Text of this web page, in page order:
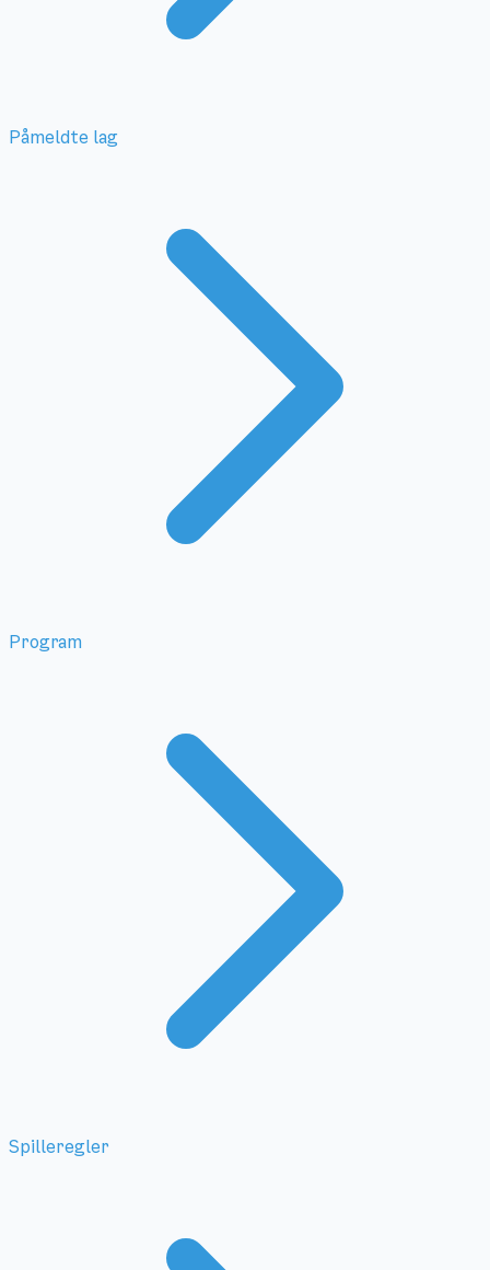
Påmeldte lag
Program
Spilleregler